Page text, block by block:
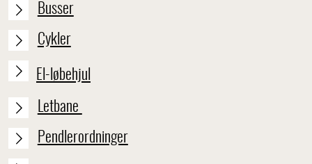
Busser
Cykler
El-løbehjul
Letbane
Pendlerordninger